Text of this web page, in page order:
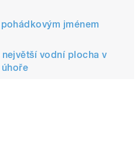
jménem
vodní plocha v